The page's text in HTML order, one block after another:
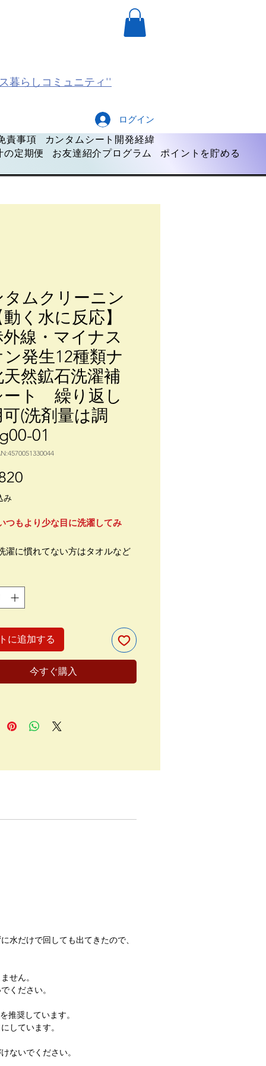
暮らしコミュニティ''
ログイン
責事項
カンタムシート開発経緯
の定期便 お友達紹介プログラム
ポイントを貯める
タムクリーニン
く水に反応】
線・マイナス
ン発生12種類ナ
天然鉱石洗濯補
ート 繰り返し
(洗剤量は調
01
み
つもより少な目に洗濯してみ
濯に慣れてない方はタオルなど
場合は、すすぎ不要で水道・電
約することができて環境にも優
。普段のあまり汚れていない衣
お試しください。
）
シート2シート入り１個
に追加する
今すぐ購入
水だけで回しても出てきたので、
せん。
ください。
推奨しています。
しています。
ないでください。